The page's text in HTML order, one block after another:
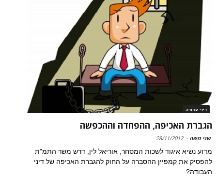
דיני עבודה
הגברת האכיפה, ההפחדה וההכפשה
שני משה -
28/11/2012
מדוע נשיא איגוד לשכות המסחר, אוריאל לין, דרש משר התמ"ת
להפסיק את קמפיין ההסברה על החוק להגברת האכיפה של דיני
העבודה?